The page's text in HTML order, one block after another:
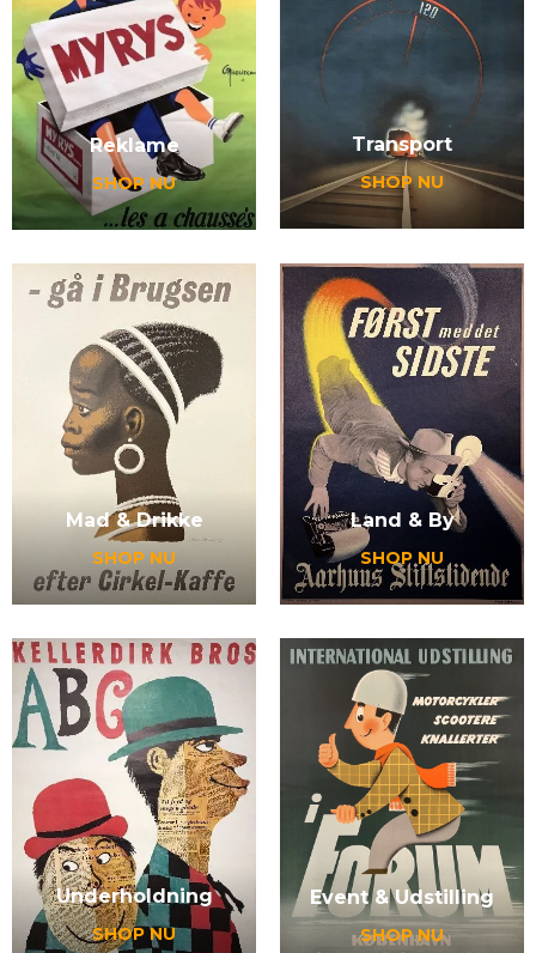
Reklame
SHOP NU
Transport
SHOP NU
Mad & Drikke
SHOP NU
Land & By
SHOP NU
Underholdning
SHOP NU
Event & Udstilling
SHOP NU